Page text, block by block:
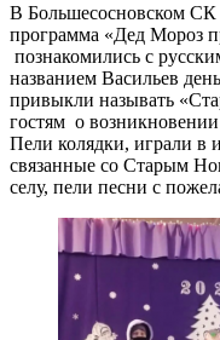
В Большесосновском СК
программа «Дед Мороз
познакомились с
названием Васильев
привыкли называть
гостям о
Пели колядки, играли в
связанные со Старым
селу, пели песни с